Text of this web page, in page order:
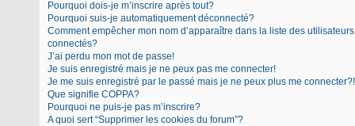
Pourquoi dois-je m’inscrire après tout?
Pourquoi suis-je automatiquement déconnecté?
Comment empêcher mon nom d’apparaître dans la liste des utilisateurs
connectés?
J’ai perdu mon mot de passe!
Je suis enregistré mais je ne peux pas me connecter!
Je me suis enregistré par le passé mais je ne peux plus me connecter?!
Que signifie COPPA?
Pourquoi ne puis-je pas m’inscrire?
A quoi sert “Supprimer les cookies du forum”?